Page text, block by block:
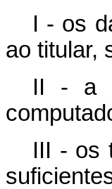
I - os
ao titular,
II - a
III - os